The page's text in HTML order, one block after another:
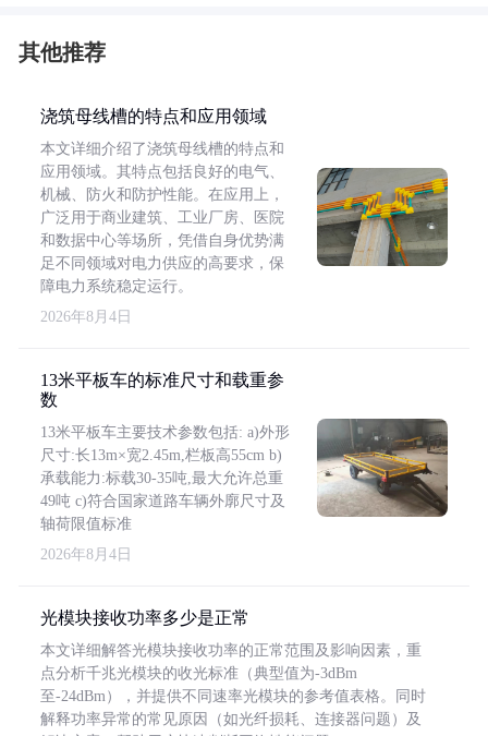
其他推荐
浇筑母线槽的特点和应用领域
本文详细介绍了浇筑母线槽的特点和
应用领域。其特点包括良好的电气、
机械、防火和防护性能。在应用上，
广泛用于商业建筑、工业厂房、医院
和数据中心等场所，凭借自身优势满
足不同领域对电力供应的高要求，保
障电力系统稳定运行。
2026年8月4日
13米平板车的标准尺寸和载重参
数
13米平板车主要技术参数包括: a)外形
尺寸:长13m×宽2.45m,栏板高55cm b)
承载能力:标载30-35吨,最大允许总重
49吨 c)符合国家道路车辆外廓尺寸及
轴荷限值标准
2026年8月4日
光模块接收功率多少是正常
本文详细解答光模块接收功率的正常范围及影响因素，重
点分析千兆光模块的收光标准（典型值为-3dBm
至-24dBm），并提供不同速率光模块的参考值表格。同时
解释功率异常的常见原因（如光纤损耗、连接器问题）及